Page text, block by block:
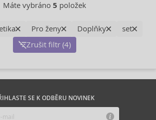
Máte vybráno 5 položek
Pro ženy Doplňky
set
Zrušit filtr (4)
SE K ODBĚRU NOVINEK